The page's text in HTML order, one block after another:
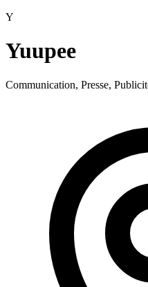
Y
Yuupee
Communication, Presse,